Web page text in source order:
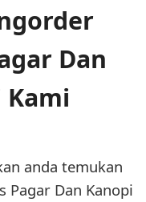
Dan
anda temukan
Pagar Dan Kanopi